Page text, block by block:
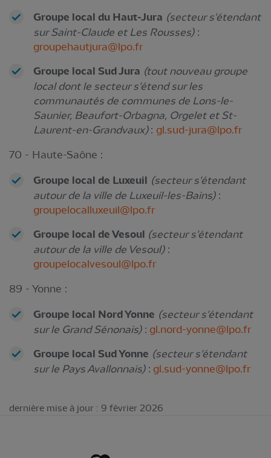
Groupe local du Haut-Jura (secteur s'étendant
sur Saint-Claude et Les Rousses):
groupehautjura@lpo.fr
Groupe local Sud Jura (tout nouveau groupe
local dont le secteur s'étend sur les
communautés de communes de Lons-le-
Saunier, Beaufort-Orbagna, Orgelet et St-
Laurent-en-Grandvaux) : gl.sud-jura@lpo.fr
70 - Haute-Saône :
Groupe local de Luxeuil (secteur s'étendant
autour de la ville de Luxeuil-les-Bains):
groupelocalluxeuil@lpo.fr
Groupe local de Vesoul (secteur s'étendant
autour de la ville de Vesoul):
groupelocalvesoul@lpo.fr
89 - Yonne :
Groupe local Nord Yonne (secteur s'étendant
sur le Grand Sénonais): gl.nord-yonne@lpo.fr
Groupe local Sud Yonne (secteur s'étendant
sur le Pays Avallonnais): gl.sud-yonne@lpo.fr
dernière mise à jour : 9 février 2026